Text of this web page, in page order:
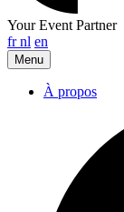
Your Event Partner
frnl en
Menu
À propos